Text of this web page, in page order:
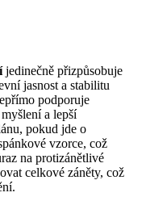
jedinečně přizpůsobuje
jasnost a stabilitu
podporuje
a lepší
pokud jde o
vzorce, což
na protizánětlivé
celkové záněty, což